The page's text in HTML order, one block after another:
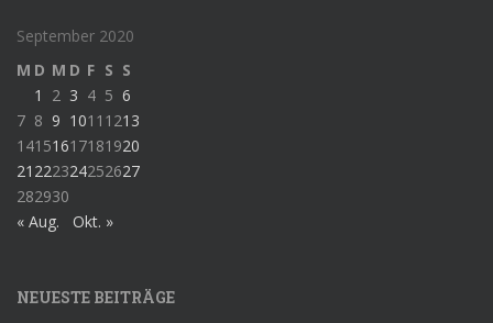
September 2020
M D M D F S S
1
2 3 4 5 6
7 8 9 1011 1213
14151617181920
21 222324252627
282930
« Aug.
Okt. »
NEUESTE BEITRÄGE